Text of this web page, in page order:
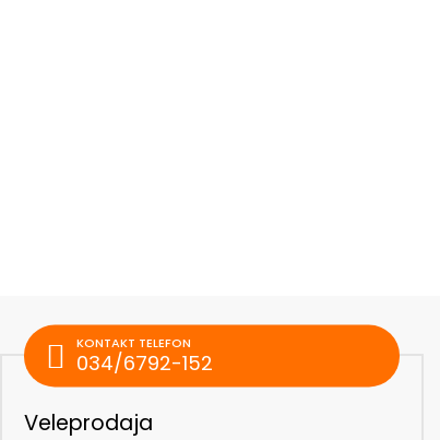
KONTAKT TELEFON
034/6792-152
Veleprodaja